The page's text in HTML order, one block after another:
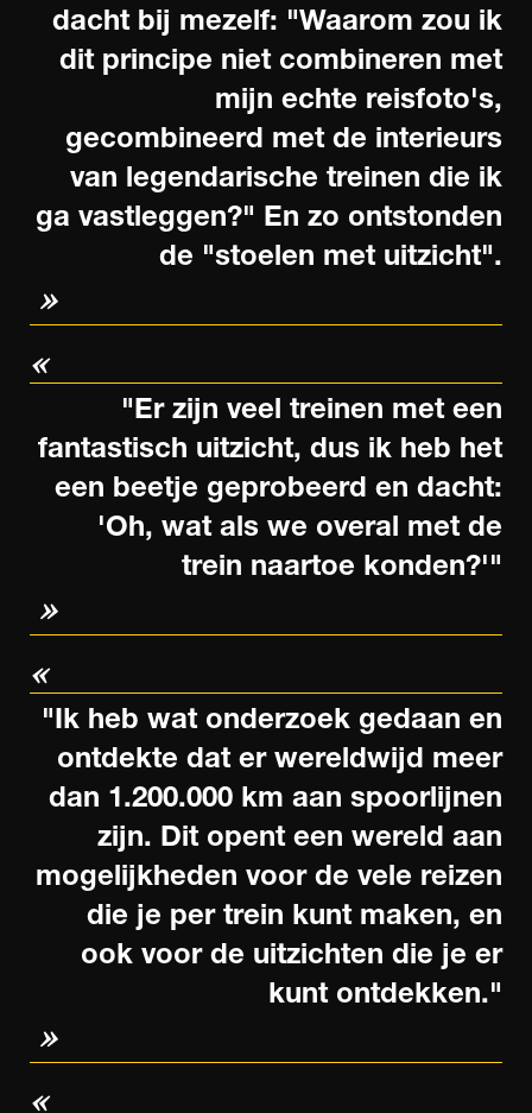
dacht bij mezelf: "Waarom zou ik
dit principe niet combineren met
mijn echte reisfoto's,
gecombineerd met de interieurs
van legendarische treinen die ik
ga vastleggen?" En zo ontstonden
de "stoelen met uitzicht".
"Er zijn veel treinen met een
fantastisch uitzicht, dus ik heb het
een beetje geprobeerd en dacht:
'Oh, wat als we overal met de
trein naartoe konden?'"
"Ik heb wat onderzoek gedaan en
ontdekte dat er wereldwijd meer
dan 1.200.000 km aan spoorlijnen
zijn. Dit opent een wereld aan
mogelijkheden voor de vele reizen
die je per trein kunt maken, en
ook voor de uitzichten die je er
kunt ontdekken."